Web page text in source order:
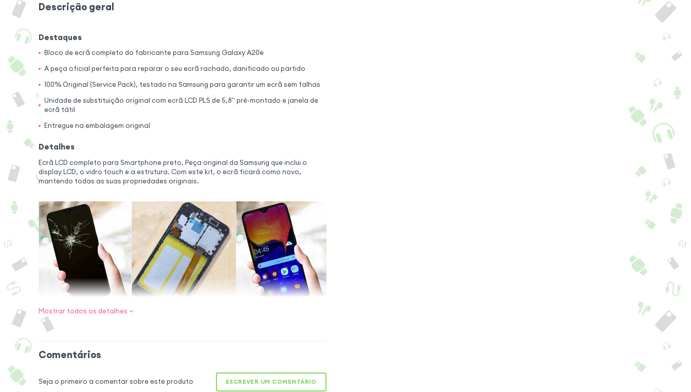
Descrição geral
Destaques
Bloco de ecrã completo do fabricante para Samsung Galaxy A20e
A peça oficial perfeita para reparar o seu ecrã rachado, danificado ou partido
100% Original (Service Pack), testado na Samsung para garantir um ecrã sem falhas
Unidade de substituição original com ecrã LCD PLS de 5,8" pré-montado e janela de
ecrã tátil
Entregue na embalagem original
Detalhes
Ecrã LCD completo para Smartphone preto. Peça original da Samsung que inclui o
display LCD, o vidro touch e a estrutura. Com este kit, o ecrã ficará como novo,
mantendo todas as suas propriedades originais.
graças a este bloco de vidro original para
Mostrar todos os detalhes
Comentários
Seja o primeiro a comentar sobre este produto ESCREVER UM COMENTÁRIO